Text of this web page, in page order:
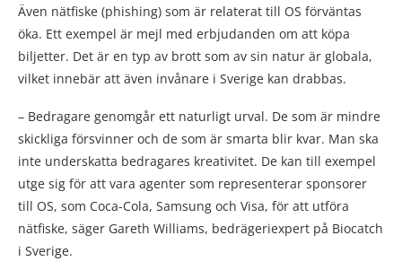
Även nätfiske (phishing) som är relaterat till OS förväntas
öka. Ett exempel är mejl med erbjudanden om att köpa
biljetter. Det är en typ av brott som av sin natur är globala,
vilket innebär att även invånare i Sverige kan drabbas.
– Bedragare genomgår ett naturligt urval. De som är mindre
skickliga försvinner och de som är smarta blir kvar. Man ska
inte underskatta bedragares kreativitet. De kan till exempel
utge sig för att vara agenter som representerar sponsorer
till OS, som Coca-Cola, Samsung och Visa, för att utföra
nätfiske, säger Gareth Williams, bedrägeriexpert på Biocatch
i Sverige.